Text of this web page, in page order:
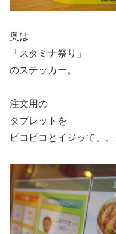
奥は
「スタミナ祭り」
のステッカー。
注文用の
タブレットを
ピコピコとイジッて、、